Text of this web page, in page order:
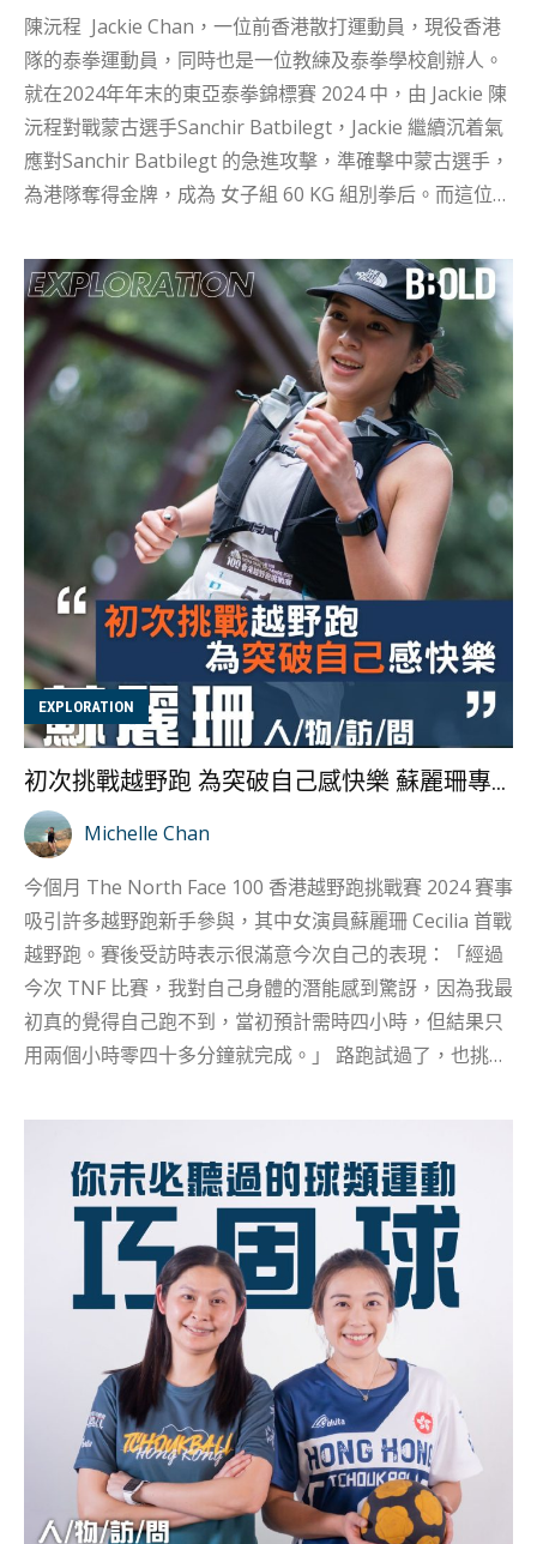
陳沅程 Jackie Chan，一位前香港散打運動員，現役香港
隊的泰拳運動員，同時也是一位教練及泰拳學校創辦人。
就在2024年年末的東亞泰拳錦標賽 2024 中，由 Jackie 陳
沅程對戰蒙古選手Sanchir Batbilegt，Jackie 繼續沉着氣
應對Sanchir Batbilegt 的急進攻擊，準確擊中蒙古選手，
為港隊奪得金牌，成為 女子組 60 KG 組別拳后。而這位拳
能力，成功由散打運動轉戰泰拳運動。 從小好動的她，深
受武打明星和電影的影響，成為修練武術的動力，9歲開
始便接觸散打運動，擁有多年武術經驗，亦代表香港出戰
多次散打賽事。 Jackie 展現了運動員的成長，以及如何因
應社會的需求而轉變，展現克服困難和堅持追夢的故事。
練武最怕的不是拳腳而是減磅 Jackie 的武術之旅始於散
打。她回憶起2016年參加世界青少年武術錦標賽的經歷，
那時她需要減重以達到比賽的體重要求。過磅前一天，她
還欠一公斤，於是提前幾小時起床跑步、焗桑拿，希望能
達到標準。然而，最終比賽前上磅還是差了0.3公斤。 雖
然當時感到非常沮喪的她，但隊友們的支持讓她沒有放
棄，隊友將自己的外套給 Jackie 套著跑，跑了接近 45 分
鐘，最終成功減重。這段經歷不僅讓她難忘，也讓她意識
到運動員背後的艱辛，Jackie 提及：「第一是真的好辛
苦，第二是運動員如果在極短時間減磅，其實都幾傷身，
所以自律與控制體重也是泰拳運動員經常會面對的考
驗。」 從散打到泰拳的轉變 Jackie 的父親對她的武術生涯
有著關鍵的影響，Jackie 提到：「其實當初是我叫爸爸試
著打泰拳運動，在她的建議下，她與父親嘗試了泰拳興趣
班。這也讓 Jackie 第一次接觸到泰拳，雖然當時她主要還
是專注於散打，但這段經歷為她近年泰拳生涯...
EXPLORATION
初次挑戰越野跑 為突破自己感快樂 蘇麗珊專訪
Michelle Chan
今個月 The North Face 100 香港越野跑挑戰賽 2024 賽事
吸引許多越野跑新手參與，其中女演員蘇麗珊 Cecilia 首戰
越野跑。賽後受訪時表示很滿意今次自己的表現：「經過
今次 TNF 比賽，我對自己身體的潛能感到驚訝，因為我最
初真的覺得自己跑不到，當初預計需時四小時，但結果只
用兩個小時零四十多分鐘就完成。」 路跑試過了，也挑戰
多樂趣。Cecilia 提及：「 路跑有時候容易讓人覺得沉悶，
因為跑的路好多時候都是一樣的，然後我會試著為路跑過
程找些樂趣，例如我內心會和其他街跑的人比較讓自己跑
快一點，或者在腦中想些無謂的事。」 Cecilia 在今次比
賽除了突破自己，也深深受其他女選手感染：「我覺得女
生跑山很有型，因為是一件很困難的事，但比賽途中我看
到很多努力的女生，她們很堅定地完成賽事，我感受到女
性堅毅的力量。我覺得大家一定要不斷發掘自己的堅毅和
耐力，好像這天我發掘自己的耐力一樣。」 本來就很喜歡
行山、看樹的 Cecilia，覺得山野自然是一股療癒的力量，
讓身心靈沉澱。她練習跑山時，更體會到箇中樂趣：「雖
然跑山充滿挑戰性，但看著山頂，就好像有一個終點，不
斷吸引自己堅持下去，再多走一步完成目標。反而路跑如